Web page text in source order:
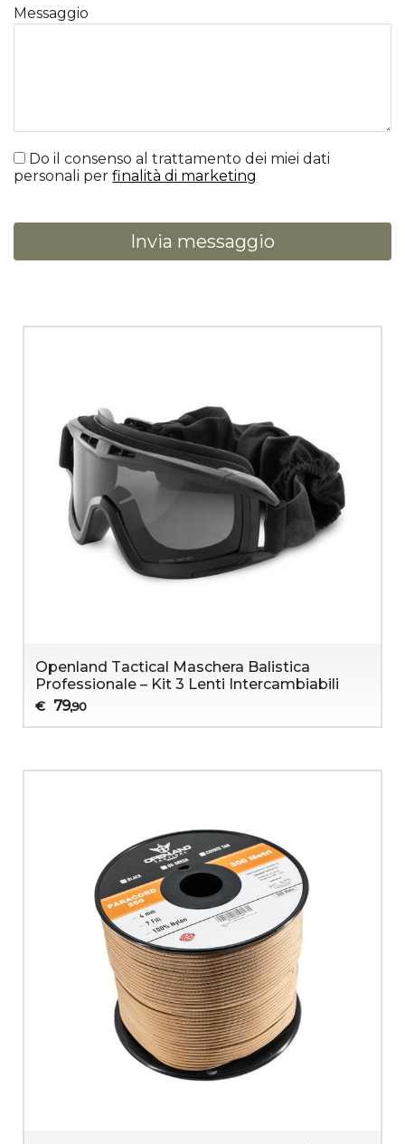
Messaggio
Do il consenso al trattamento dei miei dati
personali perfinalità di marketing
Invia messaggio
Openland Tactical Maschera Balistica
Professionale – Kit 3 Lenti Intercambiabili
€ 79,90